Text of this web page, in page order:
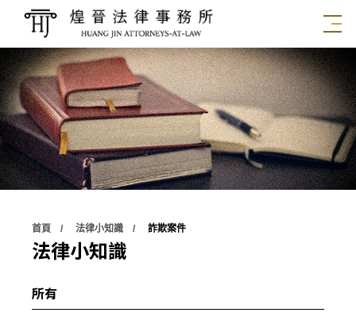
首頁 法律小知識 詐欺案件
法律小知識